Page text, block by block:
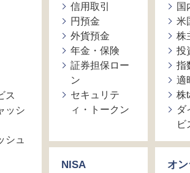
ス
ッシ
シュ
信用取引
円預金
外貨預金
年金・保険
証券担保ロー
ン
セキュリテ
ィ・トークン
NISA
国
米
株
投
指
適
株
ダ
ビ
オ